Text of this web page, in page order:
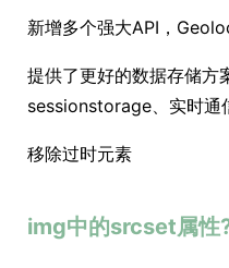
新增多个强大API，
提供了更好的数据存储
sessionstorage、实时
移除过时元素
img中的srcset属性